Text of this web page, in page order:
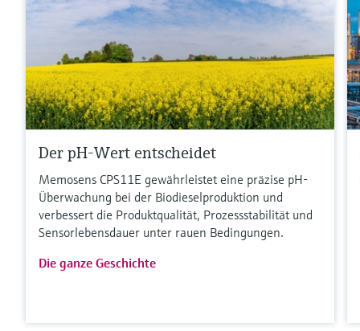
Der pH-Wert entscheidet
Memosens CPS11E gewährleistet eine präzise pH-
Überwachung bei der Biodieselproduktion und
verbessert die Produktqualität, Prozessstabilität und
Sensorlebensdauer unter rauen Bedingungen.
Die ganze Geschichte